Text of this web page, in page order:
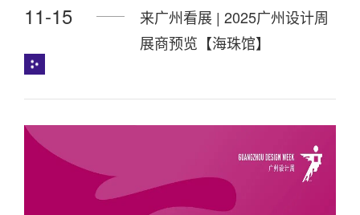
11-15
来广州看展 | 2025广州设计周
展商预览【海珠馆】